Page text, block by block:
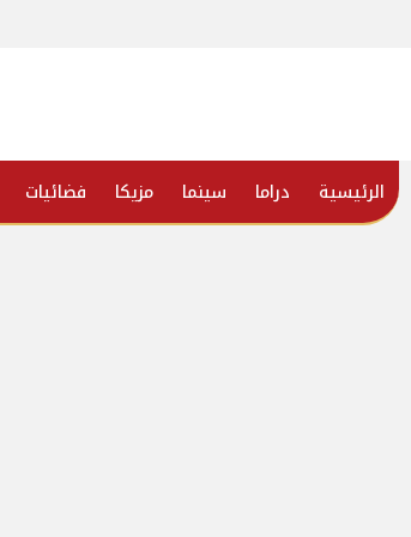
الرئيسية دراما سينما مزيكا فضائيات